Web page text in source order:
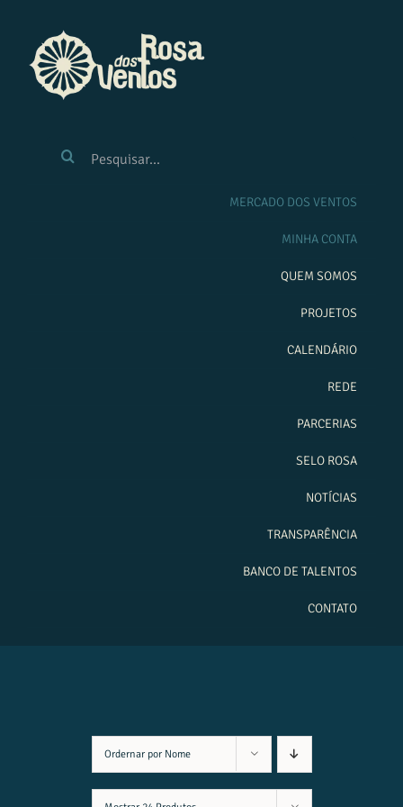
conteúdo
RESULTADOS
MERCADO DOS VENTOS
MINHA CONTA
QUEM SOMOS
PROJETOS
CALENDÁRIO
REDE
PARCERIAS
SELO ROSA
NOTÍCIAS
TRANSPARÊNCIA
BANCO DE TALENTOS
CONTATO
Ordernar por Nome